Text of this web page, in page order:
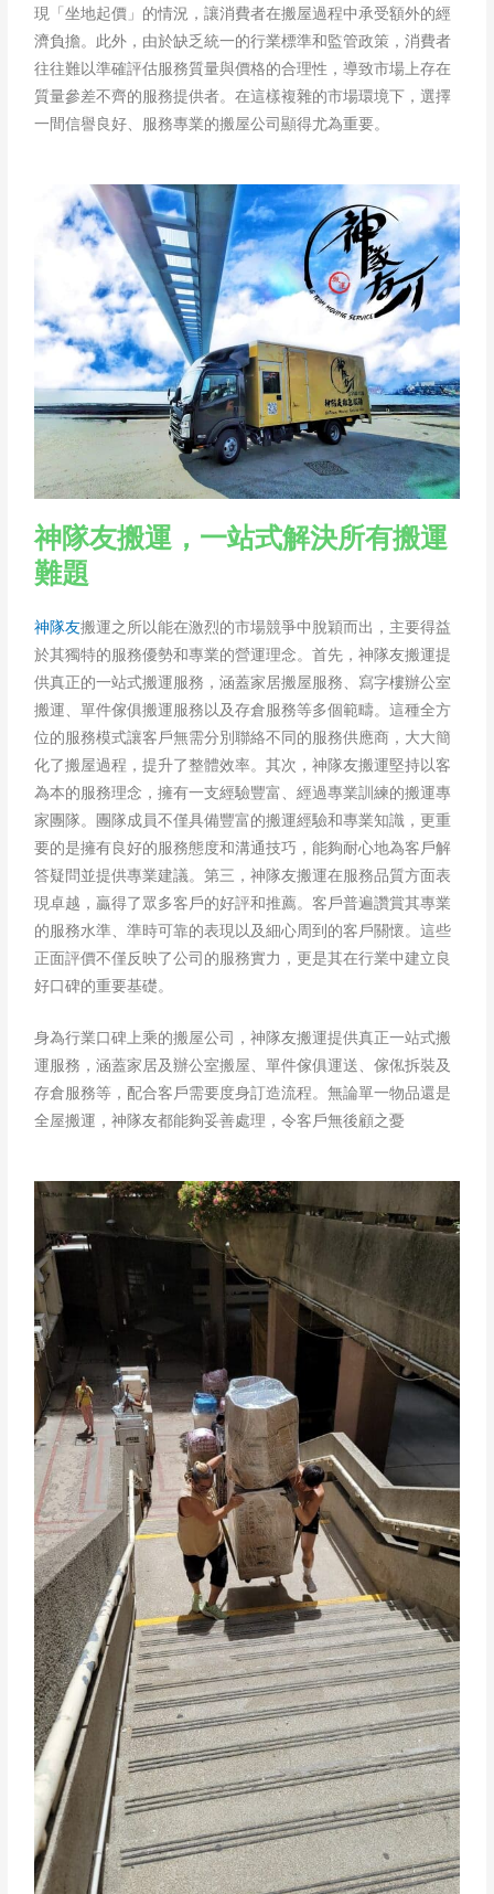
現「坐地起價」的情況，讓消費者在搬屋過程中承受額外的經
濟負擔。此外，由於缺乏統一的行業標準和監管政策，消費者
往往難以準確評估服務質量與價格的合理性，導致市場上存在
質量參差不齊的服務提供者。在這樣複雜的市場環境下，選擇
一間信譽良好、服務專業的搬屋公司顯得尤為重要。
神隊友搬運，一站式解決所有搬運
難題
神隊友搬運之所以能在激烈的市場競爭中脫穎而出，主要得益
於其獨特的服務優勢和專業的營運理念。首先，神隊友搬運提
供真正的一站式搬運服務，涵蓋家居搬屋服務、寫字樓辦公室
搬運、單件傢俱搬運服務以及存倉服務等多個範疇。這種全方
位的服務模式讓客戶無需分別聯絡不同的服務供應商，大大簡
化了搬屋過程，提升了整體效率。其次，神隊友搬運堅持以客
為本的服務理念，擁有一支經驗豐富、經過專業訓練的搬運專
家團隊。團隊成員不僅具備豐富的搬運經驗和專業知識，更重
要的是擁有良好的服務態度和溝通技巧，能夠耐心地為客戶解
答疑問並提供專業建議。第三，神隊友搬運在服務品質方面表
現卓越，贏得了眾多客戶的好評和推薦。客戶普遍讚賞其專業
的服務水準、準時可靠的表現以及細心周到的客戶關懷。這些
正面評價不僅反映了公司的服務實力，更是其在行業中建立良
好口碑的重要基礎。
身為行業口碑上乘的搬屋公司，神隊友搬運提供真正一站式搬
運服務，涵蓋家居及辦公室搬屋、單件傢俱運送、傢俬拆裝及
存倉服務等，配合客戶需要度身訂造流程。無論單一物品還是
全屋搬運，神隊友都能夠妥善處理，令客戶無後顧之憂